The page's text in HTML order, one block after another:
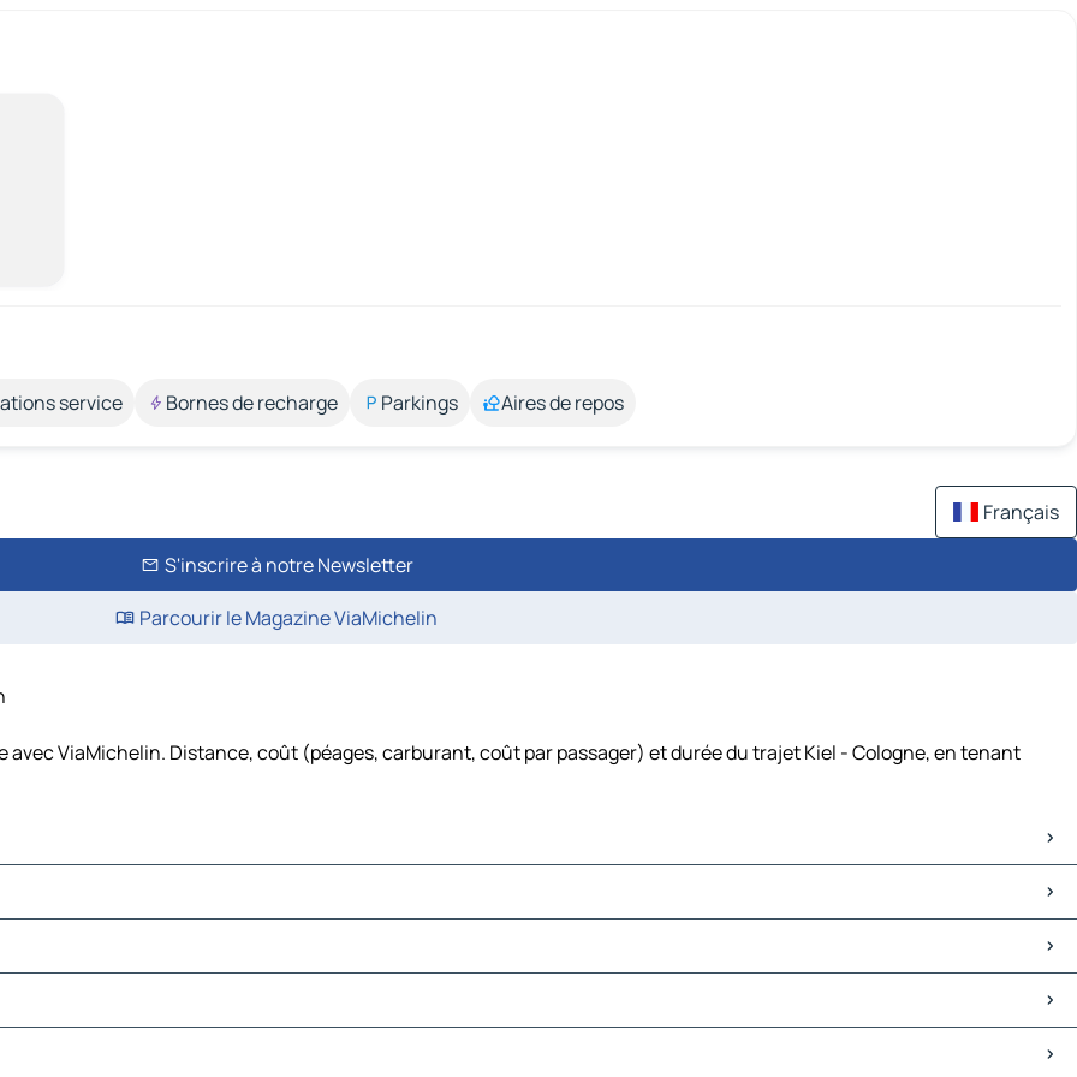
service Bornes de recharge Parkings Aires de repos
Français
S'inscrire à notre Newsletter
Parcourir le Magazine ViaMichelin
ViaMichelin. Distance, coût (péages, carburant, coût par passager) et durée du trajet Kiel - Cologne, en tenant